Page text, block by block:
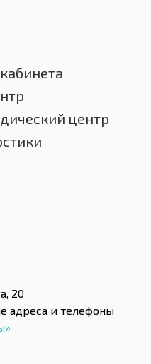
центр
20
адреса и телефоны